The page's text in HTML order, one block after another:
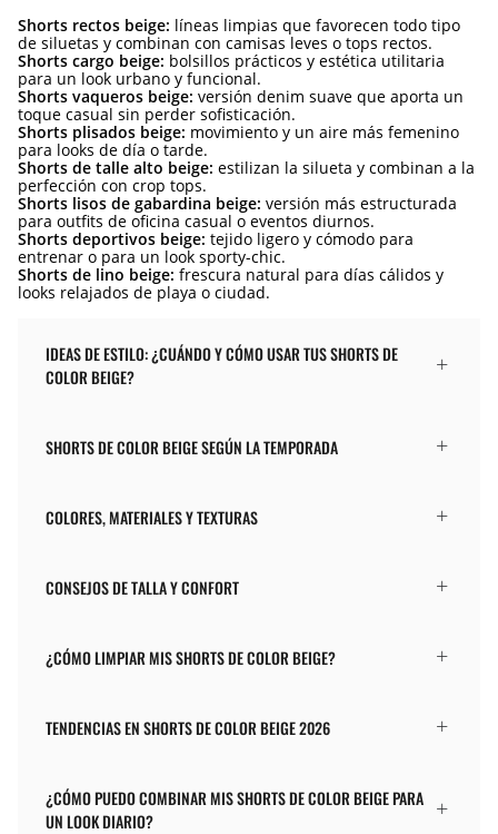
Shorts rectos beige: líneas limpias que favorecen todo tipo
de siluetas y combinan con camisas leves o tops rectos.
Shorts cargo beige: bolsillos prácticos y estética utilitaria
para un look urbano y funcional.
Shorts vaqueros beige: versión denim suave que aporta un
toque casual sin perder sofisticación.
Shorts plisados beige: movimiento y un aire más femenino
para looks de día o tarde.
Shorts de talle alto beige: estilizan la silueta y combinan a la
perfección con crop tops.
Shorts lisos de gabardina beige: versión más estructurada
para outfits de oficina casual o eventos diurnos.
Shorts deportivos beige: tejido ligero y cómodo para
entrenar o para un look sporty-chic.
Shorts de lino beige: frescura natural para días cálidos y
looks relajados de playa o ciudad.
IDEAS DE ESTILO: ¿CUÁNDO Y CÓMO USAR TUS SHORTS DE
COLOR BEIGE?
SHORTS DE COLOR BEIGE SEGÚN LA TEMPORADA
COLORES, MATERIALES Y TEXTURAS
CONSEJOS DE TALLA Y CONFORT
¿CÓMO LIMPIAR MIS SHORTS DE COLOR BEIGE?
TENDENCIAS EN SHORTS DE COLOR BEIGE 2026
¿CÓMO PUEDO COMBINAR MIS SHORTS DE COLOR BEIGE PARA
UN LOOK DIARIO?